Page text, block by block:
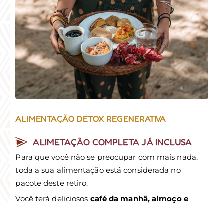
ALIMENTAÇÃO DETOX REGENERATIVA
ALIMETAÇÃO COMPLETA JÁ INCLUSA
Para que você não se preocupar com mais nada,
toda a sua alimentação está considerada no
pacote deste retiro.
Você terá deliciosos café da manhã, almoço e